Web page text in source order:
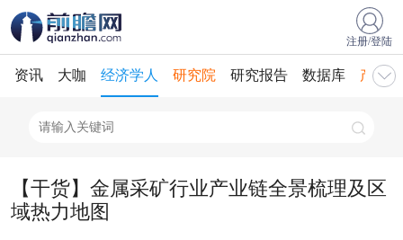
注册/登陆
资讯 大咖 经济学人 研究院 研究报告 数据库 产业
【干货】金属采矿行业产业链全景梳理及区
域热力地图